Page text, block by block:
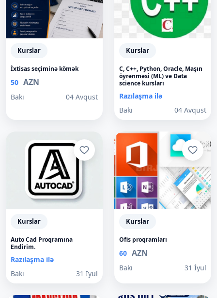
Kurslar
İxtisas seçiminə kömək
50 AZN
Bakı 04 Avqust
Kurslar
C, C++, Python, Oracle, Maşın
öyrənməsi (ML) və Data
science kursları
Razılaşma ilə
Bakı
04 Avqust
Kurslar
Auto Cad Proqramına
Endirim.
Razılaşma ilə
Bakı
31 İyul
Kurslar
Ofis proqramları
60 AZN
Bakı 31 İyul